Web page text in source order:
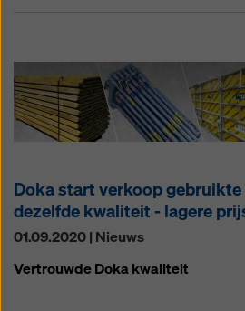
Doka start verkoop
dezelfde kwaliteit - lagere
01.09.2020 | Nieuws
Vertrouwde Doka kwaliteit